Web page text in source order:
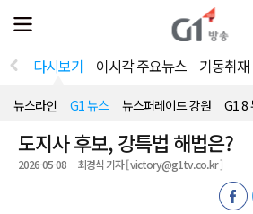
전
체
뉴
열
다시보기 이시각 주요뉴스 기동취재
뉴스라인 G1 뉴스 뉴스퍼레이드 강원 G1 8
도지사 후보, 강특법 해법은?
2026-05-08 최경식 기자 [ victory@g1tv.co.kr ]